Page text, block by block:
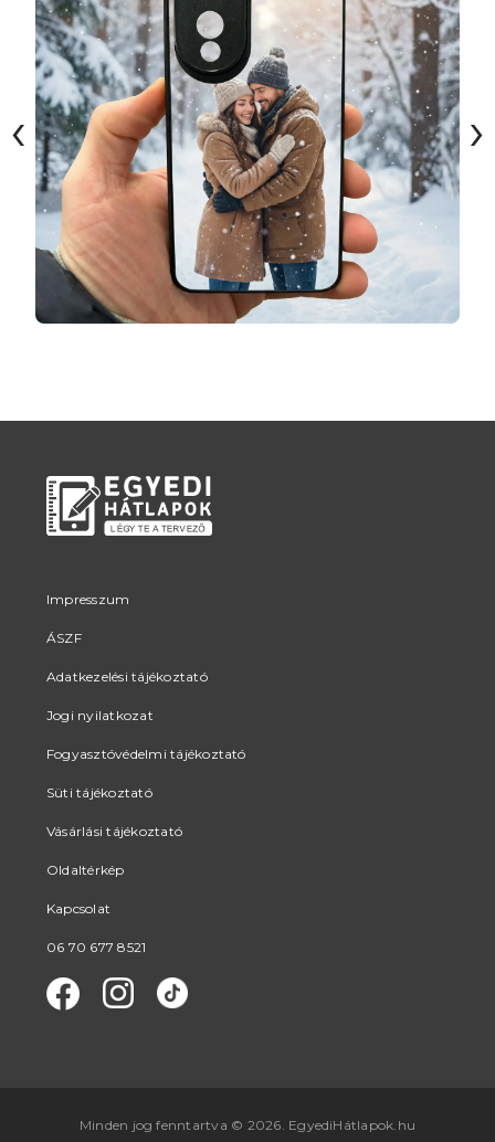
‹ ›
Impresszum
ÁSZF
Adatkezelési tájékoztató
Jogi nyilatkozat
Fogyasztóvédelmi tájékoztató
Süti tájékoztató
Vásárlási tájékoztató
Oldaltérkép
Kapcsolat
06 70 677 8521
Minden jog fenntartva © 2026. EgyediHátlapok.hu